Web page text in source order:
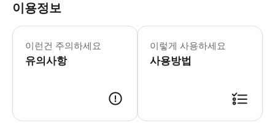
이용정보
이런건 주의하세요
유의사항
- 방문객은 사원에 입장할 때 적절한
이렇게 사용하세요
사용방법